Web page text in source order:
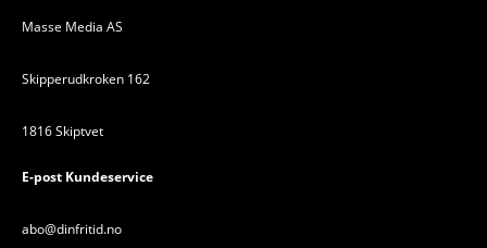
Masse Media AS
Skipperudkroken 162
1816 Skiptvet
E-post Kundeservice
abo@dinfritid.no